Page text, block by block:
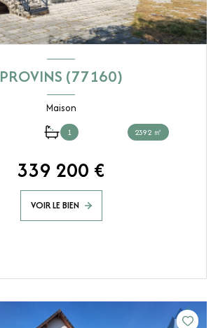
PROVINS (77160)
Maison
1 2392 ㎡
339 200 €
VOIR LE BIEN